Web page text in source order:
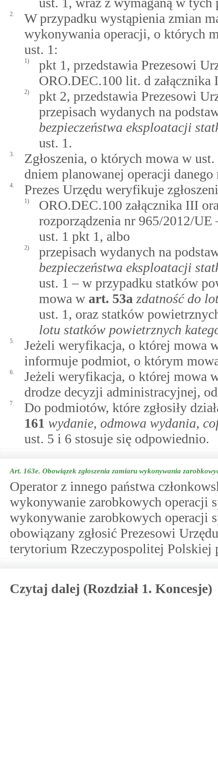
2.
W przypadku wystąpienia zmian
wykonywania operacji, o których
ust. 1:
1)
pkt 1, przedstawia Prezesowi
ORO.DEC.100 lit. d
2)
pkt 2, przedstawia Prezesowi
przepisach wydanych na
bezpieczeństwa eksploatacji
ust. 1.
3.
Zgłoszenia, o których mowa w
dniem planowanej operacji danego
4. Prezes Urzędu weryfikuje
1)
ORO.DEC.100 załącznika III
rozporządzenia nr 965/2012/
ust. 1 pkt 1, albo
2)
przepisach wydanych na
bezpieczeństwa eksploatacji
ust. 1 – w przypadku statków
mowa w art. 53a zdatność do
ust. 1, oraz statków
lotu statków powietrznych
5.
Jeżeli weryfikacja, o której mowa
informuje podmiot, o którym
6.
Jeżeli weryfikacja, o której mowa
drodze decyzji administracyjnej,
7.
Do podmiotów, które zgłosiły
161 wydanie, odmowa wydania,
ust. 5 i 6 stosuje się odpowiednio.
Art. 163e. Obowiązek zgłoszenia zamiaru wykonywania
Operator z innego państwa
wykonywanie zarobkowych operacji
wykonywanie zarobkowych operacji
obowiązany zgłosić Prezesowi
terytorium Rzeczypospolitej Polskiej
Czytaj dalej (Rozdział 1. Koncesje)